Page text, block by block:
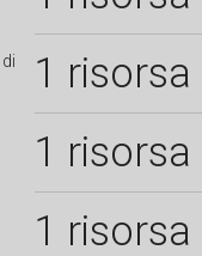
di 1 risorsa
1 risorsa
1 risorsa